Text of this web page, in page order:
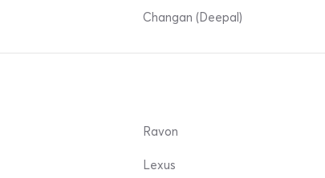
Changan (Deepal)
Ravon
Lexus